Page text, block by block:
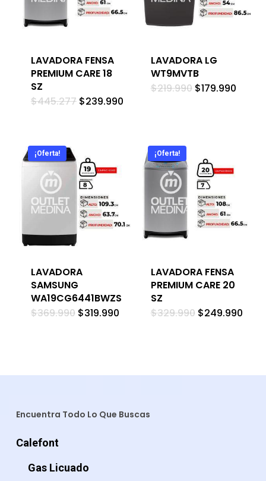
LAVADORA FENSA
PREMIUM CARE 18
SZ
$445.277 El
$239.990El
LAVADORA LG
WT9MVTB
$219.990 El
$179.990El
¡Oferta!
LAVADORA
SAMSUNG
WA19CG6441BWZS
$369.990 El
$319.990El
¡Oferta!
LAVADORA FENSA
PREMIUM CARE 20
SZ
$329.990 El
$249.990El
Encuentra Todo Lo Que Buscas
Calefont
Gas Licuado